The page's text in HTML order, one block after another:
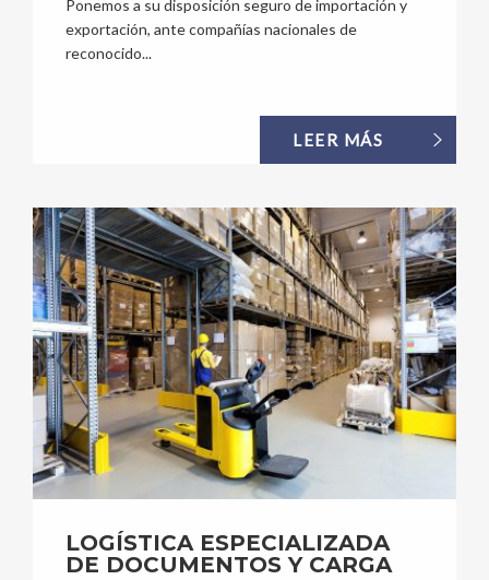
Ponemos a su disposición seguro de importación y
exportación, ante compañías nacionales de
reconocido...
LEER MÁS
LOGÍSTICA ESPECIALIZADA
DE DOCUMENTOS Y CARGA